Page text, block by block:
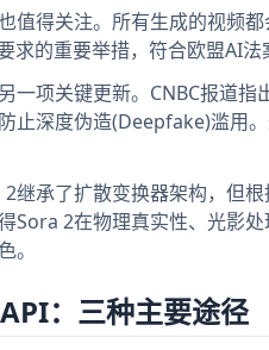
值得关注。所有生成的视频
求的重要举措，符合欧盟AI法
一项关键更新。CNBC报道
止深度伪造(Deepfake)滥用
继承了扩散变换器架构，但
Sora 2在物理真实性、光影
。
：三种主要途径